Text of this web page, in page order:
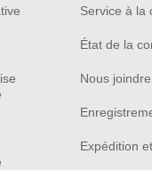
Service à la
État de la
Nous joindre
Expédition